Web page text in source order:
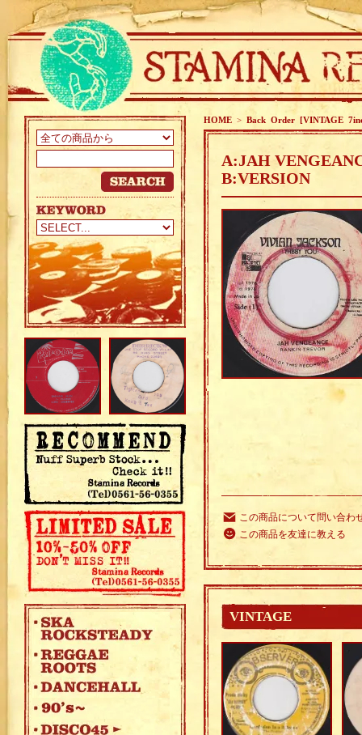
HOME > Back Order [VINTAGE
A:JAH
B:VERSION
この商品について問い合わ
この商品を友達に教える
VINTAGE